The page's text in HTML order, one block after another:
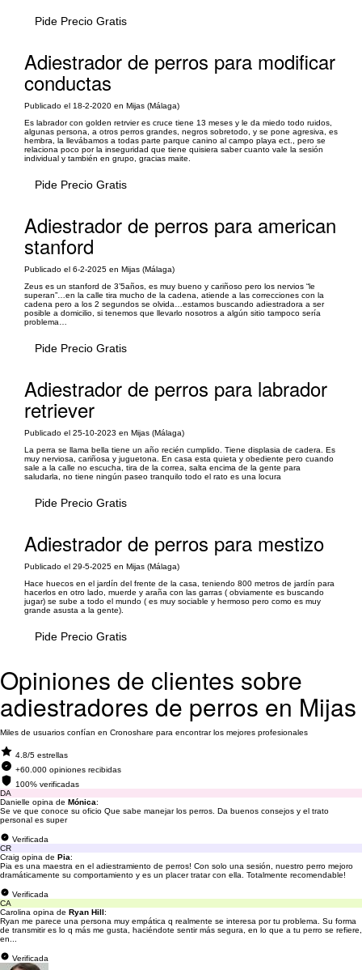
Pide Precio Gratis
Adiestrador de perros para modificar
conductas
Publicado el 18-2-2020 en Mijas (Málaga)
Es labrador con golden retrvier es cruce tiene 13 meses y le da miedo todo ruidos,
algunas persona, a otros perros grandes, negros sobretodo, y se pone agresiva, es
hembra, la llevábamos a todas parte parque canino al campo playa ect., pero se
relaciona poco por la inseguridad que tiene quisiera saber cuanto vale la sesión
individual y también en grupo, gracias maite.
Pide Precio Gratis
Adiestrador de perros para american
stanford
Publicado el 6-2-2025 en Mijas (Málaga)
Zeus es un stanford de 3’5años, es muy bueno y cariñoso pero los nervios “le
superan”…en la calle tira mucho de la cadena, atiende a las correcciones con la
cadena pero a los 2 segundos se olvida…estamos buscando adiestradora a ser
posible a domicilio, si tenemos que llevarlo nosotros a algún sitio tampoco sería
problema…
Pide Precio Gratis
Adiestrador de perros para labrador
retriever
Publicado el 25-10-2023 en Mijas (Málaga)
La perra se llama bella tiene un año recién cumplido. Tiene displasia de cadera. Es
muy nerviosa, cariñosa y juguetona. En casa esta quieta y obediente pero cuando
sale a la calle no escucha, tira de la correa, salta encima de la gente para
saludarla, no tiene ningún paseo tranquilo todo el rato es una locura
Pide Precio Gratis
Adiestrador de perros para mestizo
Publicado el 29-5-2025 en Mijas (Málaga)
Hace huecos en el jardín del frente de la casa, teniendo 800 metros de jardín para
hacerlos en otro lado, muerde y araña con las garras ( obviamente es buscando
jugar) se sube a todo el mundo ( es muy sociable y hermoso pero como es muy
grande asusta a la gente).
Pide Precio Gratis
Opiniones de clientes sobre
adiestradores de perros en Mijas
Miles de usuarios confían en Cronoshare para encontrar los mejores profesionales
4.8/5 estrellas
+60.000 opiniones recibidas
100% verificadas
DA
Danielle opina de Mónica:
Se ve que conoce su oficio Que sabe manejar los perros. Da buenos consejos y el trato
personal es super
Verificada
CR
Craig opina de Pia:
Pia es una maestra en el adiestramiento de perros! Con solo una sesión, nuestro perro mejoro
dramáticamente su comportamiento y es un placer tratar con ella. Totalmente recomendable!
Verificada
CA
Carolina opina de Ryan Hill:
Ryan me parece una persona muy empática q realmente se interesa por tu problema. Su forma
de transmitir es lo q más me gusta, haciéndote sentir más segura, en lo que a tu perro se refiere,
en...
Verificada